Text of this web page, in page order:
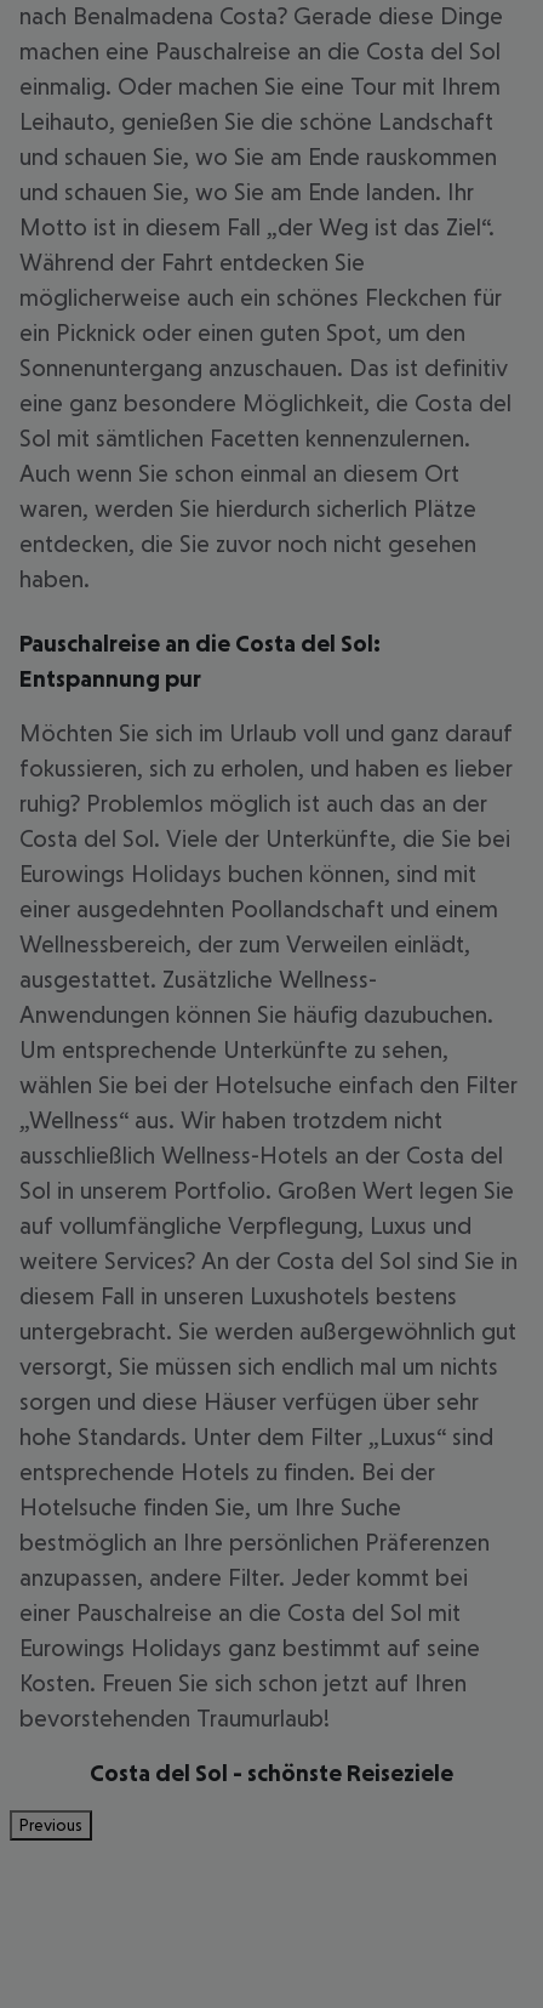
nach Benalmadena Costa? Gerade diese Dinge
machen eine Pauschalreise an die Costa del Sol
einmalig. Oder machen Sie eine Tour mit Ihrem
Leihauto, genießen Sie die schöne Landschaft
und schauen Sie, wo Sie am Ende rauskommen
und schauen Sie, wo Sie am Ende landen. Ihr
Motto ist in diesem Fall „der Weg ist das Ziel“.
Während der Fahrt entdecken Sie
möglicherweise auch ein schönes Fleckchen für
ein Picknick oder einen guten Spot, um den
Sonnenuntergang anzuschauen. Das ist definitiv
eine ganz besondere Möglichkeit, die Costa del
Sol mit sämtlichen Facetten kennenzulernen.
Auch wenn Sie schon einmal an diesem Ort
waren, werden Sie hierdurch sicherlich Plätze
entdecken, die Sie zuvor noch nicht gesehen
haben.
Pauschalreise an die Costa del Sol:
Entspannung pur
Möchten Sie sich im Urlaub voll und ganz darauf
fokussieren, sich zu erholen, und haben es lieber
ruhig? Problemlos möglich ist auch das an der
Costa del Sol. Viele der Unterkünfte, die Sie bei
Eurowings Holidays buchen können, sind mit
einer ausgedehnten Poollandschaft und einem
Wellnessbereich, der zum Verweilen einlädt,
ausgestattet. Zusätzliche Wellness-
Anwendungen können Sie häufig dazubuchen.
Um entsprechende Unterkünfte zu sehen,
wählen Sie bei der Hotelsuche einfach den Filter
„Wellness“ aus. Wir haben trotzdem nicht
ausschließlich Wellness-Hotels an der Costa del
Sol in unserem Portfolio. Großen Wert legen Sie
auf vollumfängliche Verpflegung, Luxus und
weitere Services? An der Costa del Sol sind Sie in
diesem Fall in unseren Luxushotels bestens
untergebracht. Sie werden außergewöhnlich gut
versorgt, Sie müssen sich endlich mal um nichts
sorgen und diese Häuser verfügen über sehr
hohe Standards. Unter dem Filter „Luxus“ sind
entsprechende Hotels zu finden. Bei der
Hotelsuche finden Sie, um Ihre Suche
bestmöglich an Ihre persönlichen Präferenzen
anzupassen, andere Filter. Jeder kommt bei
einer Pauschalreise an die Costa del Sol mit
Eurowings Holidays ganz bestimmt auf seine
Kosten. Freuen Sie sich schon jetzt auf Ihren
bevorstehenden Traumurlaub!
Costa del Sol - schönste Reiseziele
Previous